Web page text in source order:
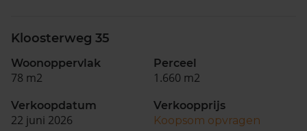
Kloosterweg 35
Woonoppervlak
78 m2
Perceel
1.660 m2
Verkoopdatum
22 juni 2026
Verkoopprijs
Koopsom opvragen